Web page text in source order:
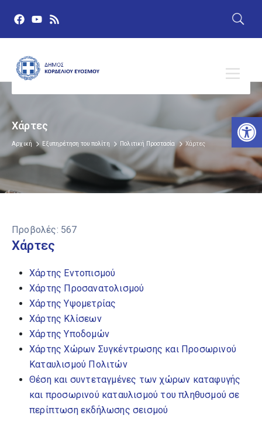
Χάρτες
Αρχική Εξυπηρέτηση του πολίτη Πολιτική Προστασία Χάρτες
Προβολές: 567
Χάρτες
Χάρτης Εντοπισμού
Χάρτης Προσανατολισμού
Χάρτης Υψομετρίας
Χάρτης Κλίσεων
Χάρτης Υποδομών
Χάρτης Χώρων Συγκέντρωσης και Προσωρινού
Καταυλισμού Πολιτών
Θέση και συντεταγμένες των χώρων καταφυγής
και προσωρινού καταυλισμού του πληθυσμού σε
περίπτωση εκδήλωσης σεισμού